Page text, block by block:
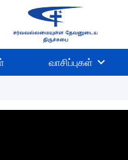
வாசிப்புகள்